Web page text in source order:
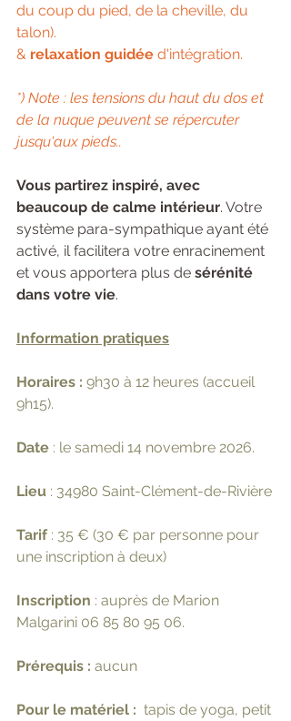
du coup du pied, de la cheville, du
talon).
& relaxation guidée d'intégration.
*) Note : les tensions du haut du dos et
de la nuque peuvent se répercuter
jusqu'aux pieds..
Vous partirez inspiré, avec
beaucoup de calme intérieur. Votre
système para-sympathique ayant été
activé, il facilitera votre enracinement
et vous apportera plus de sérénité
dans votre vie.
Information pratiques
Horaires : 9h30 à 12 heures (accueil
9h15).
Date : le samedi 14 novembre 2026.
Lieu : 34980 Saint-Clément-de-Rivière
Tarif : 35 € (30 € par personne pour
une inscription à deux)
Inscription : auprès de Marion
Malgarini 06 85 80 95 06.
Prérequis : aucun
Pour le matériel : tapis de yoga, petit